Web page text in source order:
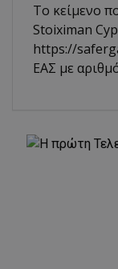
Το κείμενο
Stoiximan
https://
ΕΑΣ με